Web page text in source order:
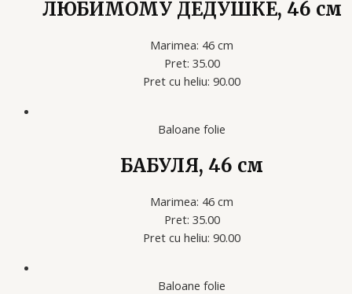
ЛЮБИМОМУ ДЕДУШКЕ, 46 см
Marimea: 46 cm
Pret: 35.00
Pret cu heliu: 90.00
Baloane folie
БАБУЛЯ, 46 см
Marimea: 46 cm
Pret: 35.00
Pret cu heliu: 90.00
Baloane folie